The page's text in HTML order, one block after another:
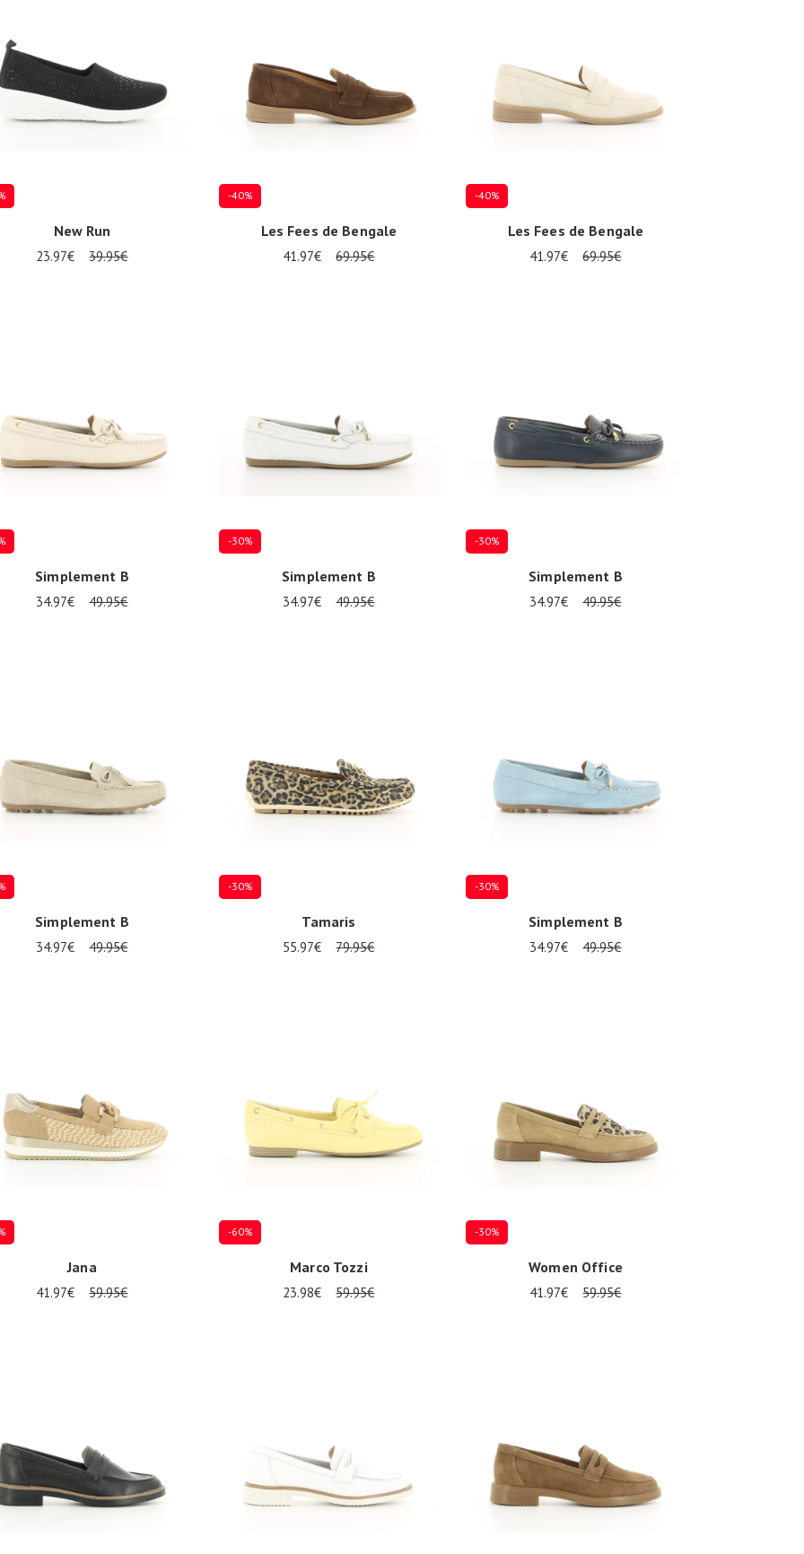
New Run
23.97€ 39.95€
-40%
Les Fees de Bengale
41.97€ 69.95€
-40%
Les Fees de Bengale
41.97€ 69.95€
Simplement B
34.97€ 49.95€
-30%
Simplement B
34.97€ 49.95€
-30%
Simplement B
34.97€ 49.95€
Simplement B
34.97€ 49.95€
-30%
Tamaris
55.97€ 79.95€
-30%
Simplement B
34.97€ 49.95€
Jana
41.97€ 59.95€
-60%
Marco Tozzi
23.98€ 59.95€
-30%
Women Office
41.97€ 59.95€